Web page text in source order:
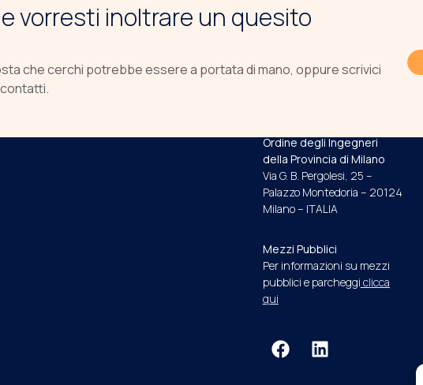
vorresti inoltrare un quesito
che cerchi potrebbe essere a portata di mano, oppure scrivici
Ordine degli Ingegneri
della Provincia di Milano
Via G. B. Pergolesi, 25 –
Palazzo Montedoria – 20124
Milano – ITALIA
Mezzi Pubblici
Per informazioni su mezzi
pubblici e parcheggi clicca
qui